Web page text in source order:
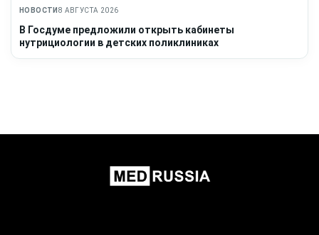
НОВОСТИ 8 АВГУСТА 2026
В Госдуме предложили открыть кабинеты
нутрициологии в детских поликлиниках